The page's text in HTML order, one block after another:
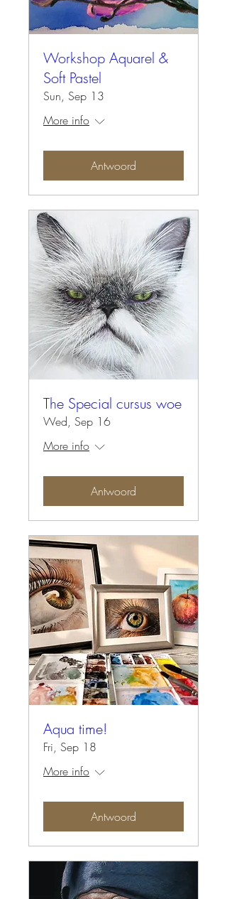
Workshop Aquarel &
Soft Pastel
Sun, Sep 13
More info
Antwoord
The Special cursus woe
Wed, Sep 16
More info
Antwoord
Aqua time!
Fri, Sep 18
More info
Antwoord